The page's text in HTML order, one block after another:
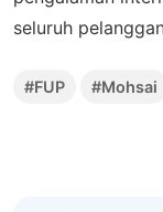
seluruh
#FUP #Mohsai